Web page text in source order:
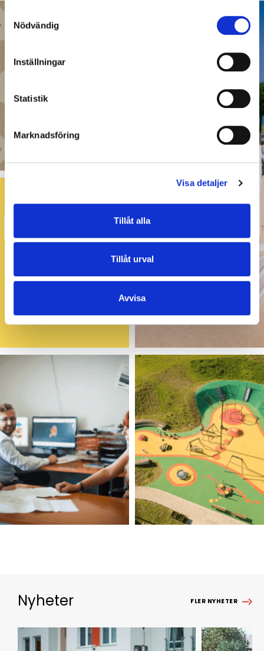
Samtyckesval
Nödvändig
Inställningar
Statistik
Marknadsföring
Visa detaljer
Tillåt alla
Tillåt urval
Avvisa
Nyheter FLER NYHETER